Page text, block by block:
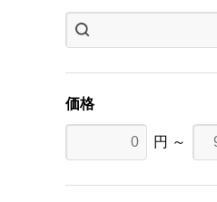
価格
円 ～